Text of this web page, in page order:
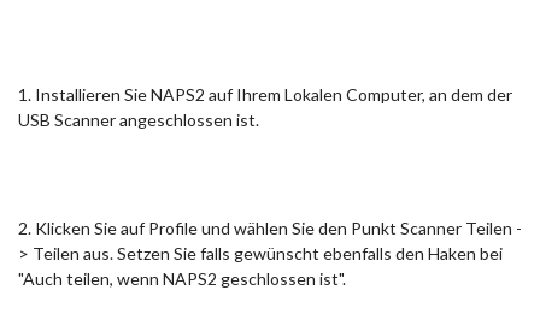
1. Installieren Sie NAPS2 auf Ihrem Lokalen Computer, an dem der
USB Scanner angeschlossen ist.
2. Klicken Sie auf Profile und wählen Sie den Punkt Scanner Teilen -
> Teilen aus. Setzen Sie falls gewünscht ebenfalls den Haken bei
"Auch teilen, wenn NAPS2 geschlossen ist".